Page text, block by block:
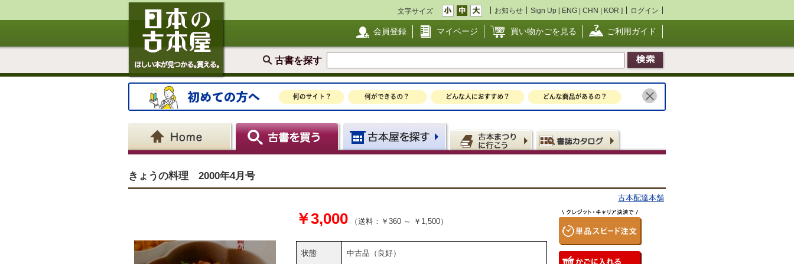
文字サイズ お知らせ Sign Up [ ENG | CHN | KOR ] ログイン
会員登録 マイページ 買い物かごを見る ご利用ガイド
古書を探す
きょうの料理 2000年4月号
古本配達本舗
￥3,000 （送料：￥360 ～ ￥1,500）
状態 中古品（良好）